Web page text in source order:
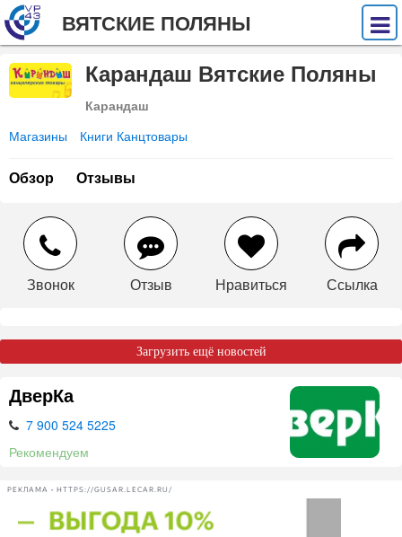
ВЯТСКИЕ ПОЛЯНЫ
Карандаш Вятские Поляны
Карандаш
Магазины Книги Канцтовары
Обзор Отзывы
Звонок Отзыв Нравиться Ссылка
Загрузить ещё новостей
ДверКа
7 900 524 5225
Рекомендуем
РЕКЛАМА • HTTPS://GUSAR.LECAR.RU/